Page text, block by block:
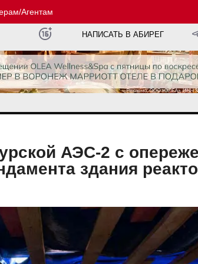
Агентам
НАПИСАТЬ В АБИРЕГ
АЭС-2 с
здания